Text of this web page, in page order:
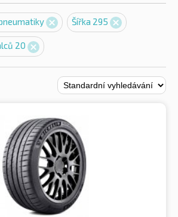
Šířka 295
20